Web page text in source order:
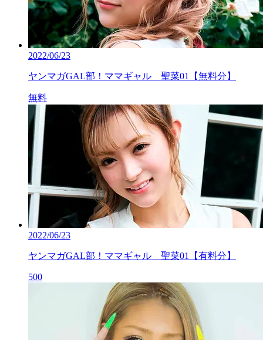
2022/06/23
ヤンマガGAL部！ママギャル 聖菜01【無料分】
無料
2022/06/23
ヤンマガGAL部！ママギャル 聖菜01【有料分】
500